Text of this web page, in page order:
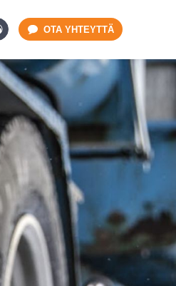
OTA YHTEYTTÄ